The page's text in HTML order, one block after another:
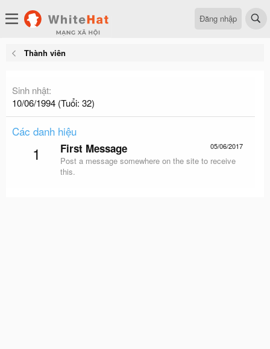
Đăng nhập
Thành viên
Sinh nhật
10/06/1994 (Tuổi: 32)
Các danh hiệu
1 05/06/2017
First Message
Post a message somewhere on the site to receive
this.